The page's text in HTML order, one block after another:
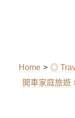
Home > ◎
開車家庭旅遊